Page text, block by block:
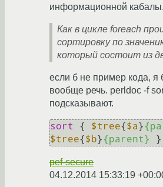
информационной кабалы.
Как в цикле foreach
сортировку по
который состоит из
если б не пример кода, я
вообще речь. perldoc -f
подсказывают.
sort { $tree{$a}
$tree{$b}{parent} }
pef-secure
04.12.2014 15:33:19